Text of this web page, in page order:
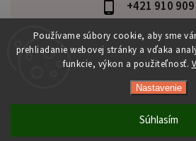
Používame súbory cookie, aby sme
prehliadanie webovej stránky a vďaka
funkcie, výkon a použiteľnosť.
Nastavenie
Súhlasím
+421 910
Copyright 2026
Shoptet | Design